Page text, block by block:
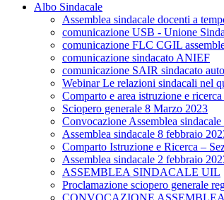
Albo Sindacale
Assemblea sindacale docenti a
comunicazione USB - Unione
comunicazione FLC CGIL
comunicazione sindacato ANIEF
comunicazione SAIR sindacato
Webinar Le relazioni sindacali nel
Comparto e area istruzione e
Sciopero generale 8 Marzo 2023
Convocazione Assemblea
Assemblea sindacale 8 febbraio
Comparto Istruzione e Ricerca –
Assemblea sindacale 2 febbraio
ASSEMBLEA SINDACALE UIL
Proclamazione sciopero generale